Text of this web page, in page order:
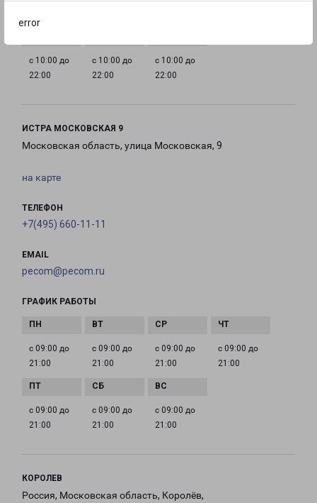
error
с 10:00 до
22:00
с 10:00 до
22:00
с 10:00 до
22:00
ИСТРА МОСКОВСКАЯ 9
Московская область, улица Московская, 9
на карте
ТЕЛЕФОН
+7(495) 660-11-11
EMAIL
pecom@pecom.ru
ГРАФИК РАБОТЫ
с 09:00 до
21:00
с 09:00 до
21:00
с 09:00 до
21:00
с 09:00 до
21:00
с 09:00 до
21:00
с 09:00 до
21:00
с 09:00 до
21:00
КОРОЛЕВ
Россия, Московская область, Королёв,